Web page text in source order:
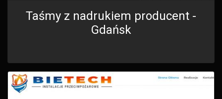
Taśmy z nadrukiem producent -
Gdańsk